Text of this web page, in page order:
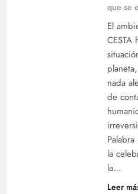
que se
El
CESTA
nada
de
la
la…
Leer